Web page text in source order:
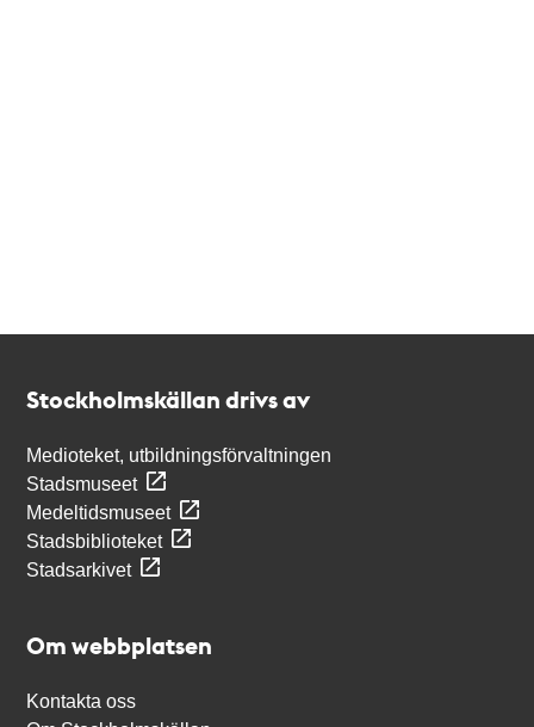
Stockholmskällan drivs av
Medioteket, utbildningsförvaltningen
Stadsmuseet
Medeltidsmuseet
Stadsbiblioteket
Stadsarkivet
Om webbplatsen
Kontakta oss